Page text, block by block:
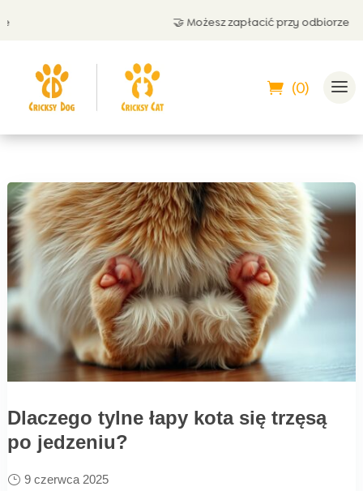
🤝 Możesz zapłacić przy odbiorze
(0)
Dlaczego tylne łapy kota się trzęsą
po jedzeniu?
9 czerwca 2025